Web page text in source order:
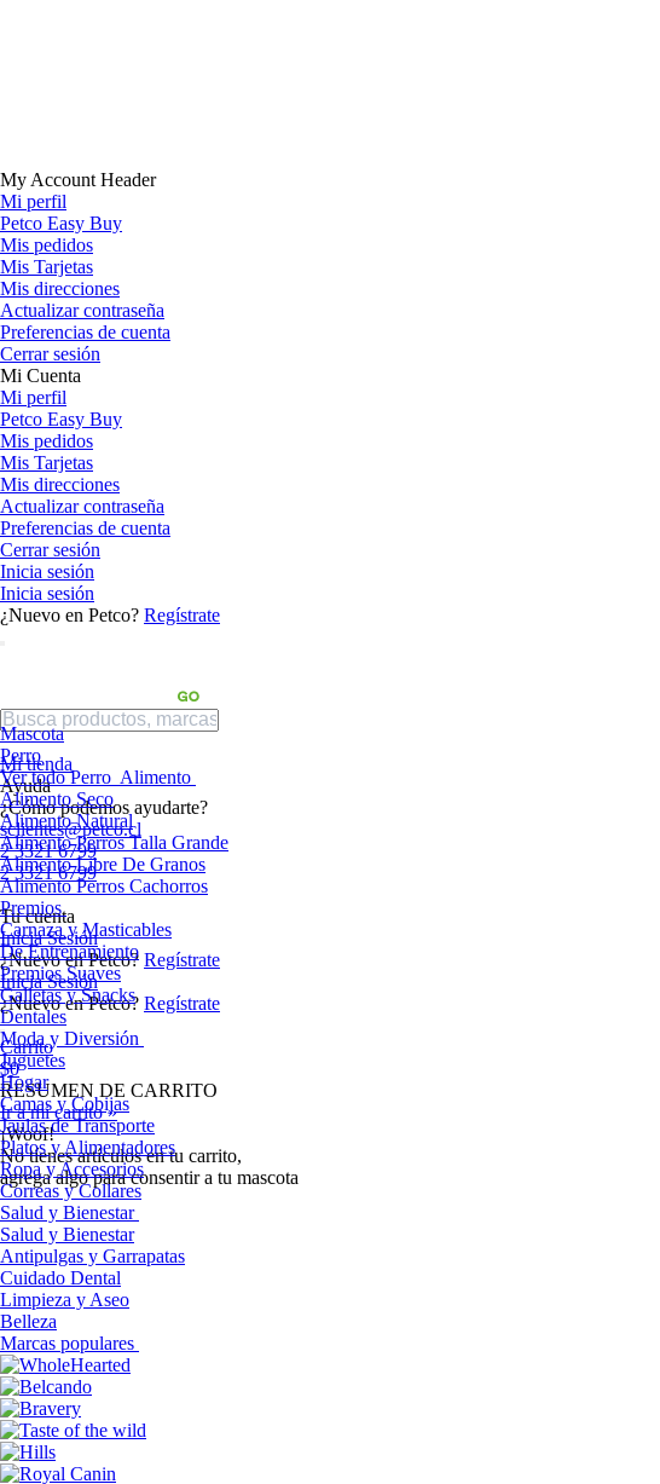
My Account Header
Mi perfil
Petco Easy Buy
Mis pedidos
Mis Tarjetas
Mis direcciones
Actualizar contraseña
Preferencias de cuenta
Cerrar sesión
Mi Cuenta
Mi perfil
Petco Easy Buy
Mis pedidos
Mis Tarjetas
Mis direcciones
Actualizar contraseña
Preferencias de cuenta
Cerrar sesión
Inicia sesión
Inicia sesión
¿Nuevo en Petco? Regístrate
Mi tienda
Ayuda
¿Cómo podemos ayudarte?
sclientes@petco.cl
2 3321 6799
2 3321 6799
Tu cuenta
Inicia Sesión
¿Nuevo en Petco? Regístrate
Inicia Sesión
¿Nuevo en Petco? Regístrate
Carrito
$0
RESUMEN DE CARRITO
Ir a mi carrito »
¡Woof!
No tíenes artículos en tu carrito,
agrega algo para consentir a tu mascota
Mascota
Perro
Ver todo Perro Alimento
Alimento Seco
Alimento Natural
Alimento Perros Talla Grande
Alimento Libre De Granos
Alimento Perros Cachorros
Premios
Carnaza y Masticables
De Entrenamiento
Premios Suaves
Galletas y Snacks
Dentales
Moda y Diversión
Juguetes
Hogar
Camas y Cobijas
Jaulas de Transporte
Platos y Alimentadores
Ropa y Accesorios
Correas y Collares
Salud y Bienestar
Salud y Bienestar
Antipulgas y Garrapatas
Cuidado Dental
Limpieza y Aseo
Belleza
Marcas populares